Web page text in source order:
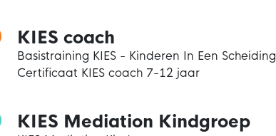
KIES coach
Basistraining KIES - Kinderen In Een Scheiding
Certificaat KIES coach 7-12 jaar
KIES Mediation Kindgroep